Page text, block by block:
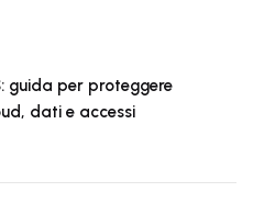
guida per proteggere
dati e accessi